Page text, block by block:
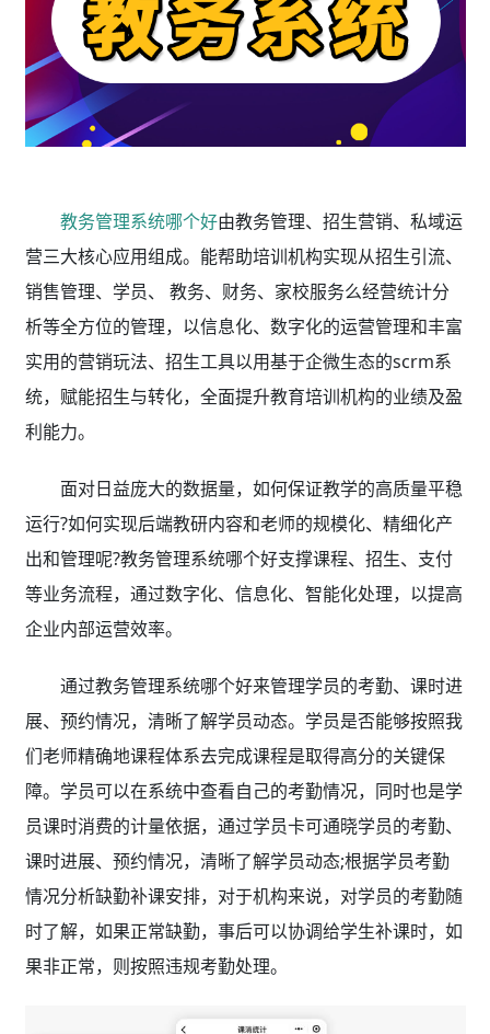
教务管理系统哪个好由教务管理、招生营销、私域运
营三大核心应用组成。能帮助培训机构实现从招生引流、
销售管理、学员、 教务、财务、家校服务么经营统计分
析等全方位的管理，以信息化、数字化的运营管理和丰富
实用的营销玩法、招生工具以用基于企微生态的scrm系
统，赋能招生与转化，全面提升教育培训机构的业绩及盈
利能力。
面对日益庞大的数据量，如何保证教学的高质量平稳
运行?如何实现后端教研内容和老师的规模化、精细化产
出和管理呢?教务管理系统哪个好支撑课程、招生、支付
等业务流程，通过数字化、信息化、智能化处理，以提高
企业内部运营效率。
通过教务管理系统哪个好来管理学员的考勤、课时进
展、预约情况，清晰了解学员动态。学员是否能够按照我
们老师精确地课程体系去完成课程是取得高分的关键保
障。学员可以在系统中查看自己的考勤情况，同时也是学
员课时消费的计量依据，通过学员卡可通晓学员的考勤、
课时进展、预约情况，清晰了解学员动态;根据学员考勤
情况分析缺勤补课安排，对于机构来说，对学员的考勤随
时了解，如果正常缺勤，事后可以协调给学生补课时，如
果非正常，则按照违规考勤处理。